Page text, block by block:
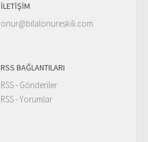
İLETIŞIM
onur@bilalonureskili.com
RSS BAĞLANTILARI
RSS - Gönderiler
RSS - Yorumlar